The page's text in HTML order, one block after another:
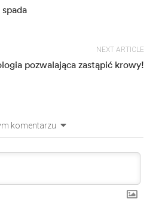
NEXT ARTICLE
pozwalająca zastąpić krowy!
komentarzu